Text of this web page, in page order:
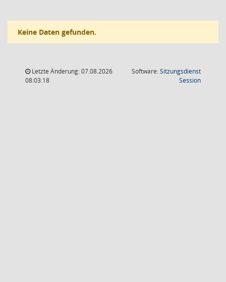
Keine Daten gefunden.
Letzte Änderung: 07.08.2026
08:03:18
Software:Sitzungsdienst
Session(Wird in